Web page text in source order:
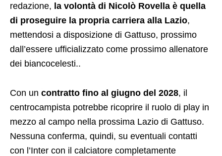
redazione, la volontà di Nicolò Rovella è quella
di proseguire la propria carriera alla Lazio,
mettendosi a disposizione di Gattuso, prossimo
dall’essere ufficializzato come prossimo allenatore
dei biancocelesti..
Con un contratto fino al giugno del 2028, il
centrocampista potrebbe ricoprire il ruolo di play in
mezzo al campo nella prossima Lazio di Gattuso.
Nessuna conferma, quindi, su eventuali contatti
con l’Inter con il calciatore completamente